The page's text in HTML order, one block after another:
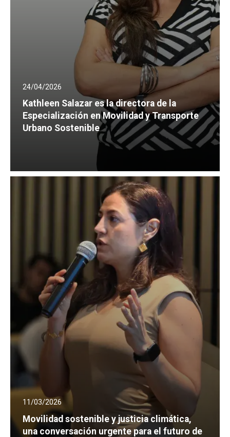
24/04/2026
Kathleen Salazar es la directora de la
Especialización en Movilidad y Transporte
Urbano Sostenible
11/03/2026
Movilidad sostenible y justicia climática,
una conversación urgente para el futuro de